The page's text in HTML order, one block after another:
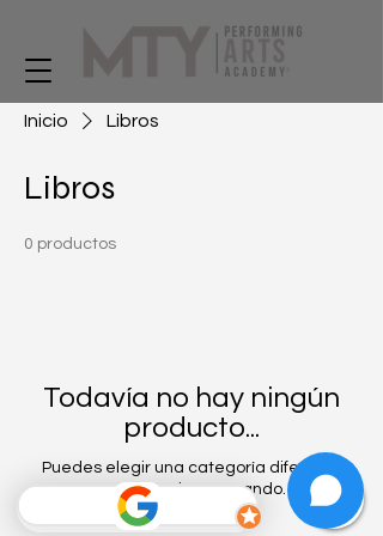
Inicio Libros
Libros
0 productos
Todavía no hay ningún
producto...
Puedes elegir una categoría diferente
para seguir comprando.